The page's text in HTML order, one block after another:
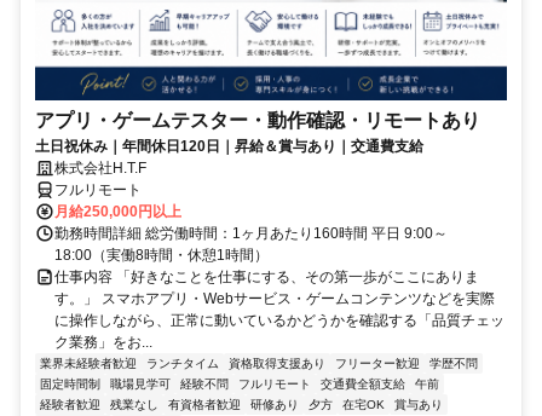
アプリ・ゲームテスター・動作確認・リモートあり
土日祝休み｜年間休日120日｜昇給＆賞与あり｜交通費支給
株式会社H.T.F
フルリモート
月給250,000円以上
勤務時間詳細 総労働時間：1ヶ月あたり160時間 平日 9:00～
18:00（実働8時間・休憩1時間）
仕事内容 「好きなことを仕事にする、その第一歩がここにありま
す。」 スマホアプリ・Webサービス・ゲームコンテンツなどを実際
に操作しながら、正常に動いているかどうかを確認する「品質チェッ
ク業務」をお...
業界未経験者歓迎 ランチタイム 資格取得支援あり フリーター歓迎
学歴不問
固定時間制
職場見学可 経験不問 フルリモート 交通費全額支給
午前
経験者歓迎
残業なし 有資格者歓迎 研修あり 夕方 在宅OK
賞与あり